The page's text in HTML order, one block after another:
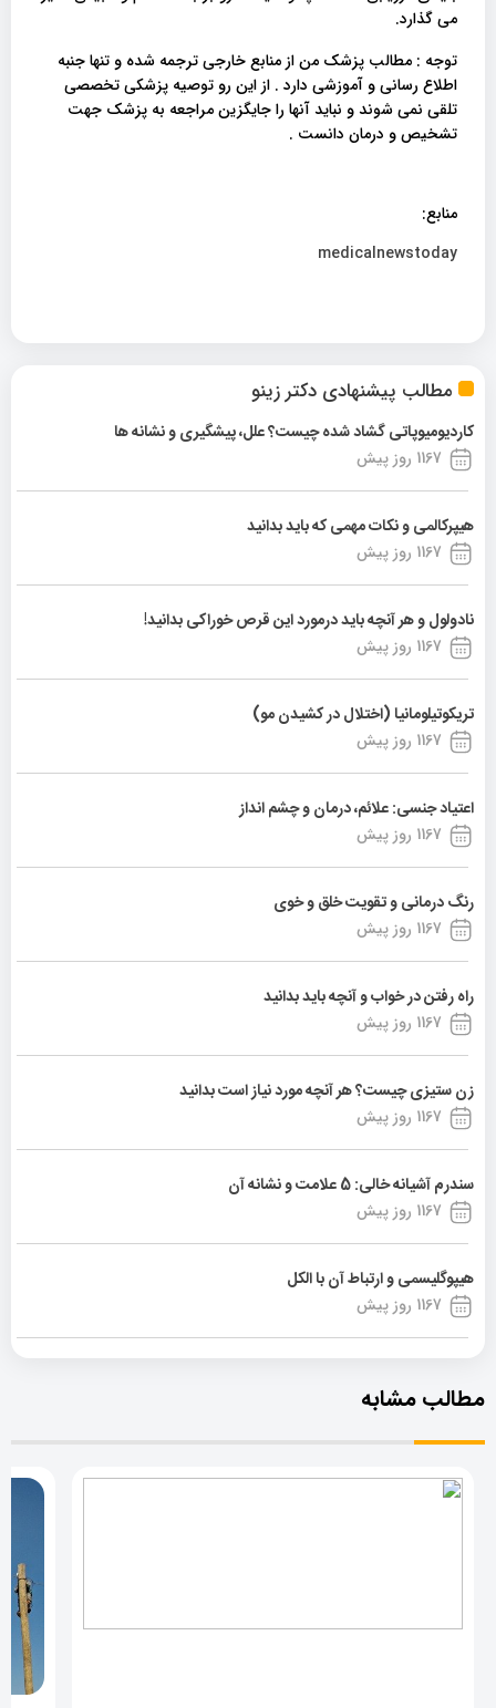
مطالب پیشنهادی دکتر زینو
کاردیومیوپاتی گشاد شده چیست؟ علل، پیشگیری و نشانه ها
1167 روز پیش
هیپرکالمی و نکات مهمی که باید بدانید
1167 روز پیش
نادولول و هر آنچه باید درمورد این قرص خوراکی بدانید!
1167 روز پیش
تریکوتیلومانیا (اختلال در کشیدن مو)
1167 روز پیش
اعتیاد جنسی: علائم، درمان و چشم انداز
1167 روز پیش
رنگ درمانی و تقویت خلق و خوی
1167 روز پیش
راه رفتن در خواب و آنچه باید بدانید
1167 روز پیش
زن ستیزی چیست؟ هر آنچه مورد نیاز است بدانید
1167 روز پیش
سندرم آشیانه خالی: 5 علامت و نشانه آن
1167 روز پیش
هیپوگلیسمی و ارتباط آن با الکل
1167 روز پیش
می گذارد.
توجه : مطالب پزشک من از منابع خارجی ترجمه شده و تنها جنبه
اطلاع رسانی و آموزشی دارد . از این رو توصیه پزشکی تخصصی
تلقی نمی شوند و نباید آنها را جایگزین مراجعه به پزشک جهت
تشخیص و درمان دانست .
منابع:
medicalnewstoday
مطالب مشابه